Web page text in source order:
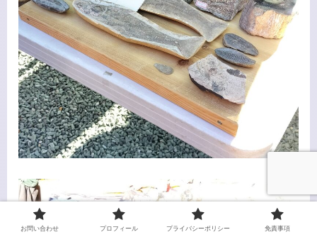
お問い合わせ プロフィール プライバシーポリシー 免責事項